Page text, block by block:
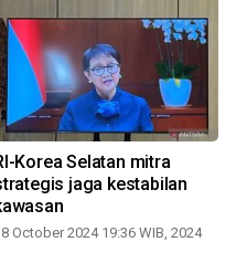
Korea Selatan mitra
jaga kestabilan
October 2024 19:36 WIB, 2024